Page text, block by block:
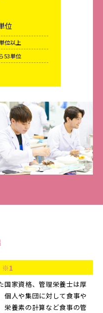
位
位以上
53単位
※1
国家資格、管理栄養士は厚
個人や集団に対して食事や
栄養素の計算など食事の管